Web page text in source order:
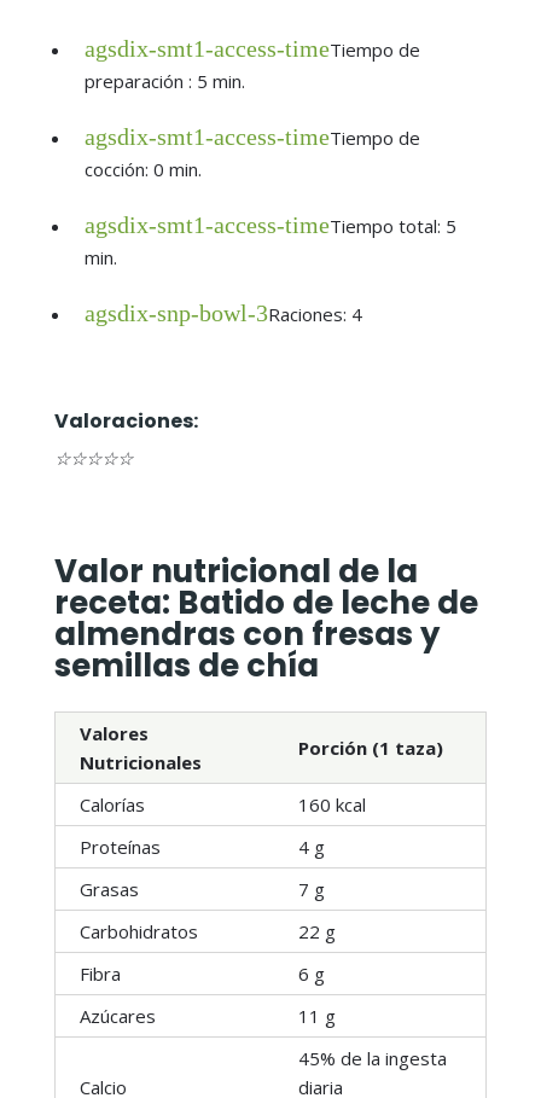
agsdix-smt1-access-timeTiempo de
preparación : 5 min.
agsdix-smt1-access-timeTiempo de
cocción: 0 min.
agsdix-smt1-access-timeTiempo total: 5
min.
agsdix-snp-bowl-3Raciones: 4
Valoraciones:
☆☆☆☆☆
Valor nutricional de la
receta: Batido de leche de
almendras con fresas y
semillas de chía
Valores
Nutricionales
Porción (1 taza)
Calorías
160 kcal
Proteínas
4 g
Grasas
7 g
Carbohidratos
22 g
Fibra
6 g
Azúcares
11 g
Calcio
45% de la ingesta
diaria